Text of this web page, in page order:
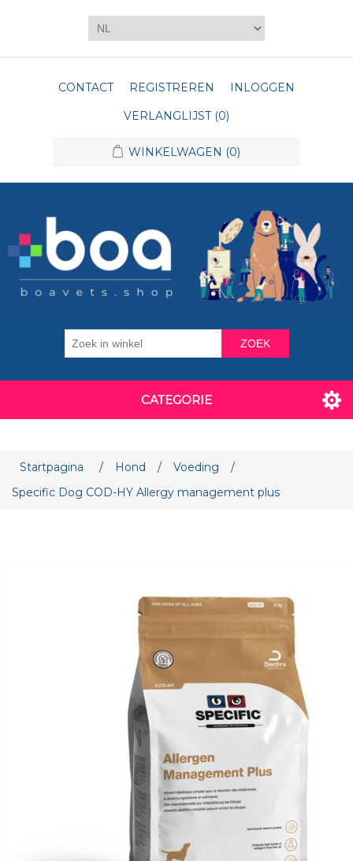
CONTACT REGISTREREN
INLOGGEN
VERLANGLIJST (0)
WINKELWAGEN (0)
ZOEK
CATEGORIE
Startpagina / Hond / Voeding
/
Specific Dog COD-HY Allergy management plus